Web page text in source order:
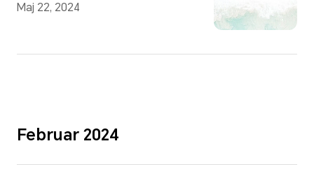
Maj 22, 2024
Februar 2024